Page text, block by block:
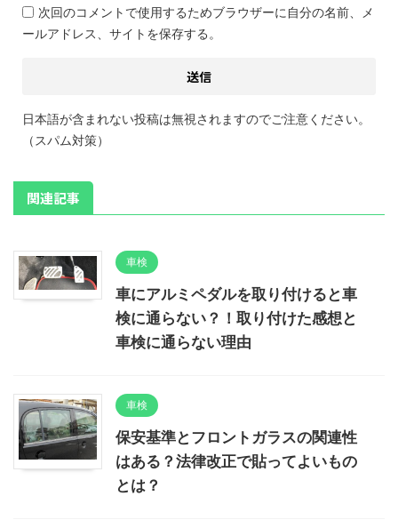
次回のコメントで使用するためブラウザーに自分の名前、メ
ールアドレス、サイトを保存する。
日本語が含まれない投稿は無視されますのでご注意ください。
（スパム対策）
関連記事
車検
車にアルミペダルを取り付けると車
検に通らない？！取り付けた感想と
車検に通らない理由
車検
保安基準とフロントガラスの関連性
はある？法律改正で貼ってよいもの
とは？